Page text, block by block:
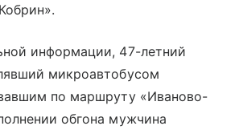
информации, 47-летний
микроавтобусом
по маршруту «Иваново-
обгона мужчина